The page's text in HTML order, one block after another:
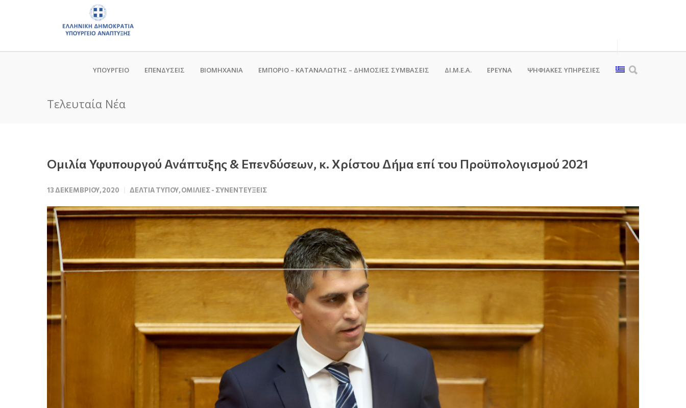
ΥΠΟΥΡΓΕΙΟ ΕΠΕΝΔΥΣΕΙΣ ΒΙΟΜΗΧΑΝΙΑ ΕΜΠΟΡΙΟ – ΚΑΤΑΝΑΛΩΤΗΣ – ΔΗΜΟΣΙΕΣ ΣΥΜΒΑΣΕΙΣ ΔΙ.Μ.Ε.Α. ΕΡΕΥΝΑ ΨΗΦΙΑΚΈΣ ΥΠΗΡΕΣΊΕΣ
Τελευταία Νέα
Ομιλία Υφυπουργού Ανάπτυξης & Επενδύσεων, κ. Χρίστου Δήμα επί του Προϋπολογισμού 2021
13 ΔΕΚΕΜΒΡΊΟΥ, 2020 ΔΕΛΤΊΑ ΤΎΠΟΥ,ΟΜΙΛΊΕΣ - ΣΥΝΕΝΤΕΎΞΕΙΣ